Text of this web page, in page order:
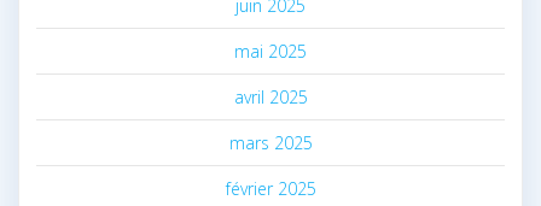
juin 2025
mai 2025
avril 2025
mars 2025
février 2025